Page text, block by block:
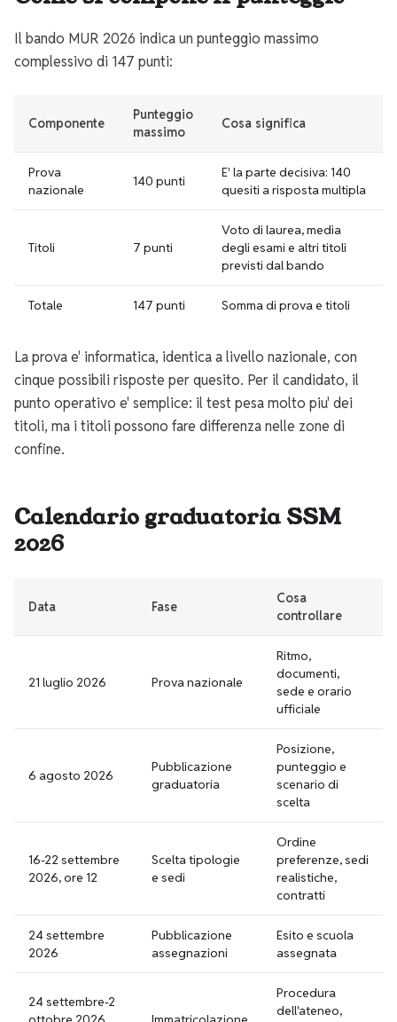
Il bando MUR 2026 indica un punteggio massimo
complessivo di 147 punti:
Componente
Punteggio
massimo
Cosa significa
Prova
nazionale
140 punti
E' la parte decisiva: 140
quesiti a risposta multipla
Titoli 7 punti
Voto di laurea, media
degli esami e altri titoli
previsti dal bando
Totale 147 punti Somma di prova e titoli
La prova e' informatica, identica a livello nazionale, con
cinque possibili risposte per quesito. Per il candidato, il
punto operativo e' semplice: il test pesa molto piu' dei
titoli, ma i titoli possono fare differenza nelle zone di
confine.
Calendario graduatoria SSM
2026
Data Fase
Cosa
controllare
21 luglio 2026 Prova nazionale
Ritmo,
documenti,
sede e orario
ufficiale
6 agosto 2026
Pubblicazione
graduatoria
Posizione,
punteggio e
scenario di
scelta
16-22 settembre
2026, ore 12
Scelta tipologie
e sedi
Ordine
preferenze, sedi
realistiche,
contratti
24 settembre
2026
Pubblicazione
assegnazioni
Esito e scuola
assegnata
24 settembre-2
Procedura
dell'ateneo,